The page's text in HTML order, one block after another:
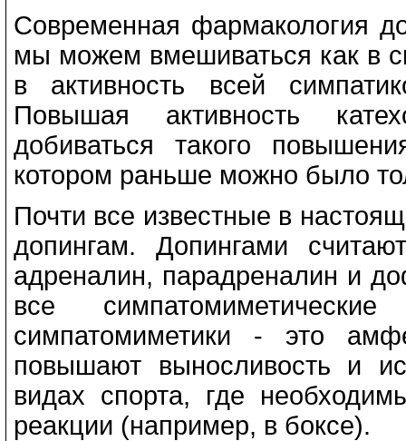
Современная фармакология
мы можем вмешиваться как в
в активность всей
Повышая активность
добиваться такого
котором раньше можно было
Почти все известные в
допингам. Допингами
адреналин, парадреналин и
все
симпатомиметики - это
повышают выносливость и
видах спорта, где
реакции (например, в боксе).